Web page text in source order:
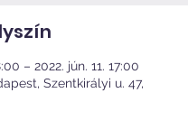
– 2022. jún. 11. 17:00
Szentkirályi u. 47,